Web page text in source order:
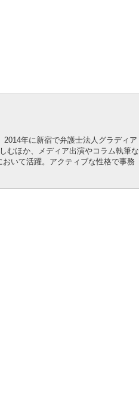
年に新宿で弁護士法人グラディア
むほか、メディア出演やコラム執筆な
いて活躍。アクティブな性格で事務